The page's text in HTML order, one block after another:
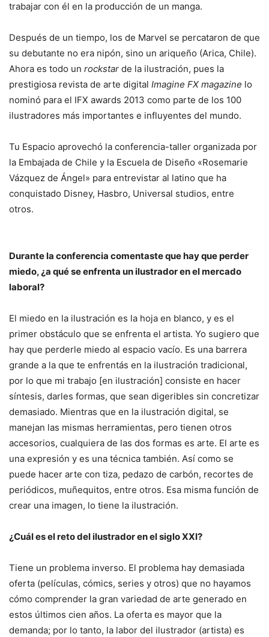
trabajar con él en la producción de un manga.
Después de un tiempo, los de Marvel se percataron de que
su debutante no era nipón, sino un ariqueño (Arica, Chile).
Ahora es todo un rockstar de la ilustración, pues la
prestigiosa revista de arte digital Imagine FX magazine lo
nominó para el IFX awards 2013 como parte de los 100
ilustradores más importantes e influyentes del mundo.
Tu Espacio aprovechó la conferencia-taller organizada por
la Embajada de Chile y la Escuela de Diseño «Rosemarie
Vázquez de Ángel» para entrevistar al latino que ha
conquistado Disney, Hasbro, Universal studios, entre
otros.
Durante la conferencia comentaste que hay que perder
miedo, ¿a qué se enfrenta un ilustrador en el mercado
laboral?
El miedo en la ilustración es la hoja en blanco, y es el
primer obstáculo que se enfrenta el artista. Yo sugiero que
hay que perderle miedo al espacio vacío. Es una barrera
grande a la que te enfrentás en la ilustración tradicional,
por lo que mi trabajo [en ilustración] consiste en hacer
síntesis, darles formas, que sean digeribles sin concretizar
demasiado. Mientras que en la ilustración digital, se
manejan las mismas herramientas, pero tienen otros
accesorios, cualquiera de las dos formas es arte. El arte es
una expresión y es una técnica también. Así como se
puede hacer arte con tiza, pedazo de carbón, recortes de
periódicos, muñequitos, entre otros. Esa misma función de
crear una imagen, lo tiene la ilustración.
¿Cuál es el reto del ilustrador en el siglo XXI?
Tiene un problema inverso. El problema hay demasiada
oferta (películas, cómics, series y otros) que no hayamos
cómo comprender la gran variedad de arte generado en
estos últimos cien años. La oferta es mayor que la
demanda; por lo tanto, la labor del ilustrador (artista) es